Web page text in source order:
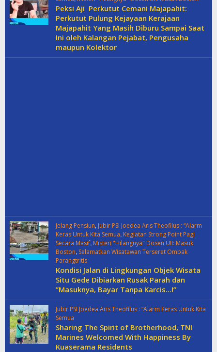
Peksi Aji Perkutut Cemani Majapahit:
Perkutut Pulung Kejayaan Kerajaan
Majapahit Yang Masih Diburu Sampai Saat
Ini oleh Kalangan Pejabat, Pengusaha
maupun Kolektor
Jelang Pensiun, Jubir PSI Joedea Aris Theofilus : “Alarm
Keras Untuk Kita Semua, Kegiatan Strong Point Pagi
Secara Masif, Misteri "Hilangnya" Dosen UII: Masuk
Boston, Selamatkan Wisatawan Terseret Ombak
Parangtritis
Kondisi Jalan di Lingkungan Objek Wisata
Situ Gede Dibiarkan Rusak Parah dan
”Masuknya, Bayar Tanpa Karcis…!”
Jubir PSI Joedea Aris Theofilus : “Alarm Keras Untuk Kita
Semua
Sharing The Spirit of Brotherhood, TNI
Marines Welcomed With Happiness By
Kuaserama Residents